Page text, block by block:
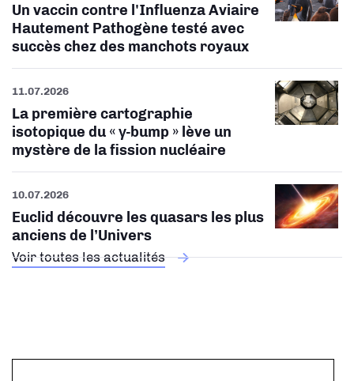
Voir toutes les actualités
Un vaccin contre l'Influenza Aviaire
Hautement Pathogène testé avec
succès chez des manchots royaux
11.07.2026
La première cartographie
isotopique du « γ-bump » lève un
mystère de la fission nucléaire
10.07.2026
Euclid découvre les quasars les plus
anciens de l’Univers